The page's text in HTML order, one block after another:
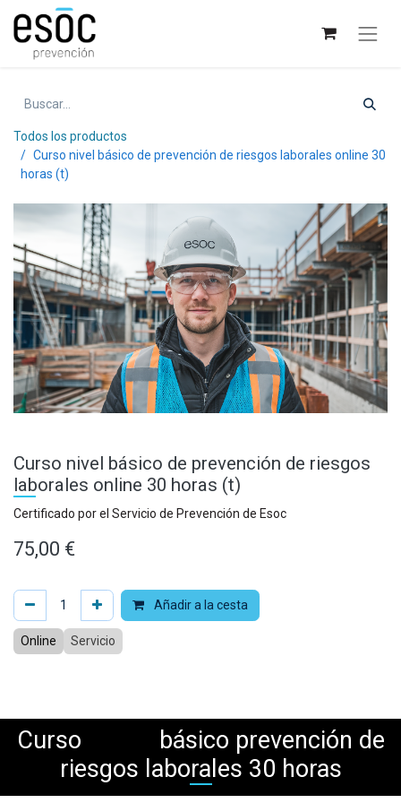
Todos los productos
Curso nivel básico de prevención de riesgos laborales online 30
horas (t)
Curso nivel básico de prevención de riesgos
laborales online 30 horas (t)
Certificado por el Servicio de Prevención de Esoc
75,00 €
Añadir a la cesta
Online Servicio
Curso
básico prevención de
riesgos laborales 30 horas